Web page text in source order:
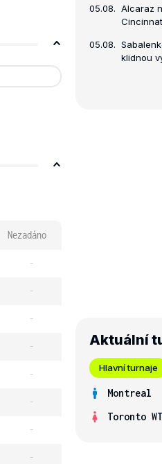
Nezadáno
-
-
-
-
-
-
-
-
05.08. Alcaraz
05.08.
klidnou
Aktuální
Hlavní turnaje
Montreal
Toronto